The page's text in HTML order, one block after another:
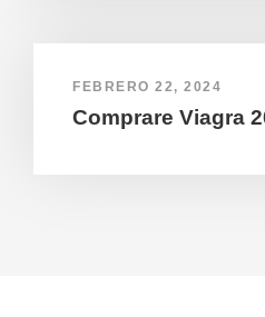
FEBRERO 22, 2024
Comprare Viagra